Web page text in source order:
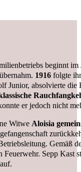
beginnt
1916 folgte
Junior, absolvierte
er jedoch nicht
Witwe Aloisia
Gemäß
Sepp Kast